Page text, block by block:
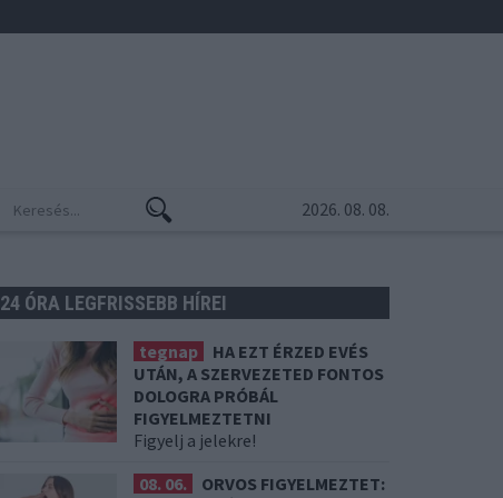
2026. 08. 08.
24 ÓRA LEGFRISSEBB HÍREI
tegnap
HA EZT ÉRZED EVÉS
UTÁN, A SZERVEZETED FONTOS
DOLOGRA PRÓBÁL
FIGYELMEZTETNI
Figyelj a jelekre!
08. 06.
ORVOS FIGYELMEZTET: